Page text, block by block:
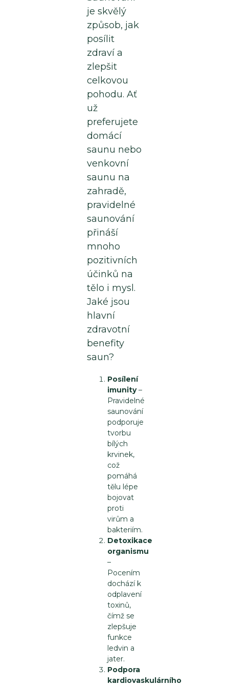
je skvělý
způsob, jak
posílit
zdraví a
zlepšit
celkovou
pohodu. Ať
už
preferujete
domácí
saunu nebo
venkovní
saunu na
zahradě,
pravidelné
saunování
přináší
mnoho
pozitivních
účinků na
tělo i mysl.
Jaké jsou
hlavní
zdravotní
benefity
saun?
Posílení
imunity–
Pravidelné
saunování
podporuje
tvorbu
bílých
krvinek,
což
pomáhá
tělu lépe
bojovat
proti
virům a
bakteriím.
Detoxikace
organismu
–
Pocením
dochází k
odplavení
toxinů,
čímž se
zlepšuje
funkce
ledvin a
jater.
Podpora
kardiovaskulárního